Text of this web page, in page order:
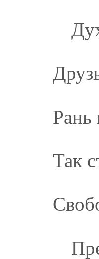
Рань
Так